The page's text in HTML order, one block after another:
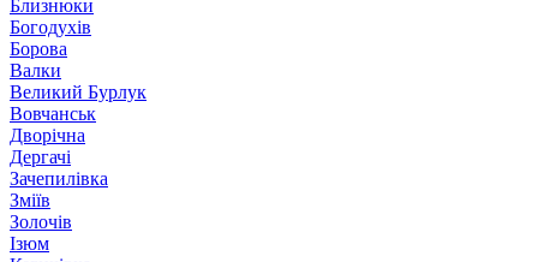
Близнюки
Богодухів
Борова
Валки
Великий Бурлук
Вовчанськ
Дворічна
Дергачі
Зачепилівка
Зміїв
Золочів
Ізюм